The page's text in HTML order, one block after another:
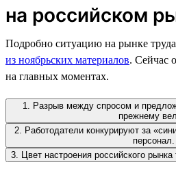
на российском
Подробно ситуацию на рынке
из ноябрьских материалов. Сейчас
на главных моментах.
1. Разрыв между спросом и
прежнему
2. Работодатели конкурируют за
персонал.
3. Цвет настроения российского